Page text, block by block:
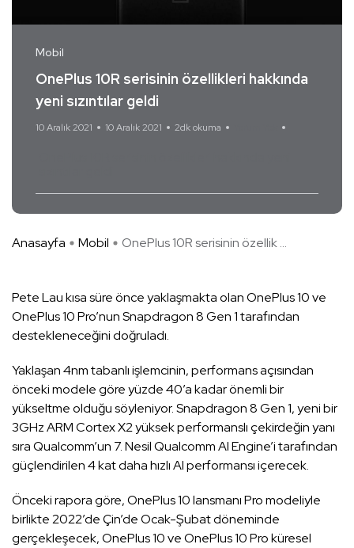
Mobil
OnePlus 10R serisinin özellikleri hakkında
yeni sızıntılar geldi
10 Aralık 2021 10 Aralık 2021 2dk okuma
Anasayfa Mobil OnePlus 10R serisinin özellik ...
Pete Lau kısa süre önce yaklaşmakta olan OnePlus 10 ve
OnePlus 10 Pro’nun Snapdragon 8 Gen 1 tarafından
destekleneceğini doğruladı.
Yaklaşan 4nm tabanlı işlemcinin, performans açısından
önceki modele göre yüzde 40’a kadar önemli bir
yükseltme olduğu söyleniyor. Snapdragon 8 Gen 1, yeni bir
3GHz ARM Cortex X2 yüksek performanslı çekirdeğin yanı
sıra Qualcomm’un 7. Nesil Qualcomm AI Engine’i tarafından
güçlendirilen 4 kat daha hızlı AI performansı içerecek.
Önceki rapora göre, OnePlus 10 lansmanı Pro modeliyle
birlikte 2022’de Çin’de Ocak-Şubat döneminde
gerçekleşecek, OnePlus 10 ve OnePlus 10 Pro küresel